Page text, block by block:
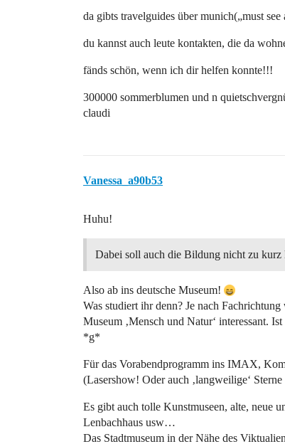
da gibts travelguides über munich(„must
du kannst auch leute kontakten, die da
fänds schön, wenn ich dir helfen konnte!!!
300000 sommerblumen und n
claudi
Vanessa_a90b53
Huhu!
Dabei soll auch die Bildung nicht zu kurz
Also ab ins deutsche Museum!
Was studiert ihr denn? Je nach
Museum ‚Mensch und Natur‘ interessant.
*g*
Für das Vorabendprogramm ins IMAX,
(Lasershow! Oder auch ‚langweilige‘
Es gibt auch tolle Kunstmuseen, alte, neue
Lenbachhaus usw…
Das Stadtmuseum in der Nähe des